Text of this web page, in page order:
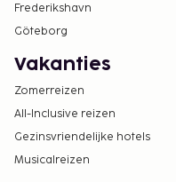
Frederikshavn
Göteborg
Vakanties
Zomerreizen
All-Inclusive reizen
Gezinsvriendelijke hotels
Musicalreizen